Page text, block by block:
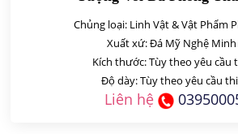
Chủng loại: Linh Vật & Vật Phẩm
Xuất xứ: Đá Mỹ Nghệ Minh
Kích thước: Tùy theo yêu cầu
Độ dày: Tùy theo yêu cầu
Liên hệ